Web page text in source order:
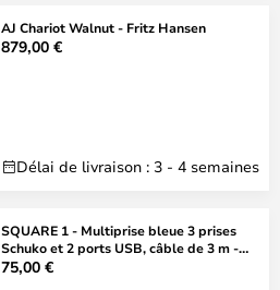
AJ Chariot Walnut - Fritz Hansen
879,00 €
Délai de livraison : 3 - 4 semaines
SQUARE 1 - Multiprise bleue 3 prises
Schuko et 2 ports USB, câble de 3 m -
AVOLT
75,00 €